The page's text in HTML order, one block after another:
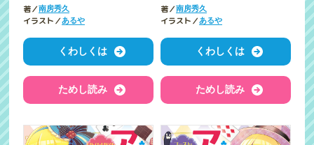
著／南房秀久
イラスト／あるや
くわしくは
ためし読み
著／南房秀久
イラスト／あるや
くわしくは
ためし読み